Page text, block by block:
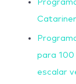
para
escalar